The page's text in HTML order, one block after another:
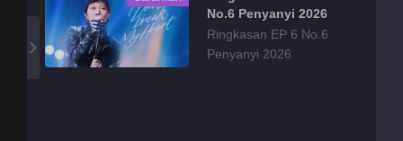
No.6 Penyanyi 2026
Ringkasan EP 6 No.6
Penyanyi 2026